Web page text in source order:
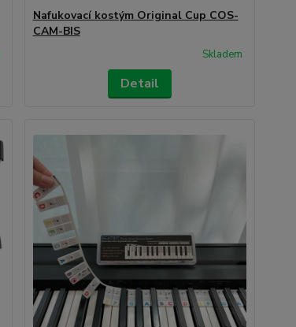
Nafukovací kostým Original Cup COS-
CAM-BIS
Skladem
Detail